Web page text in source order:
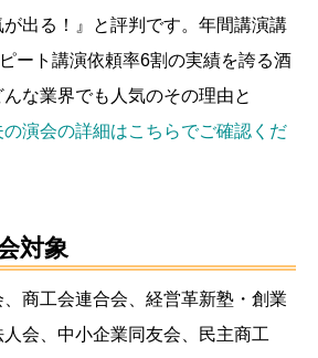
が出る！』と評判です。年間講演講
ート講演依頼率6割の実績を誇る酒
な業界でも人気のその理由と
演会の詳細はこちらでご確認くだ
対象
商工会連合会、経営革新塾・創業
会、中小企業同友会、民主商工